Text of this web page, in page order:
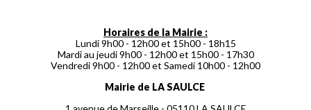
Horaires de la Mairie :
Lundi 9h00 - 12h00 et 15h00 - 18h15
Mardi au jeudi 9h00 - 12h00 et 15h00 - 17h30
Vendredi 9h00 - 12h00 et Samedi 10h00 - 12h00
Mairie de LA SAULCE